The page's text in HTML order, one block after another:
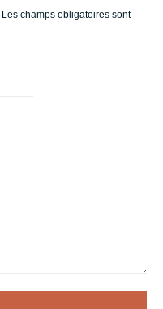
Les champs obligatoires sont